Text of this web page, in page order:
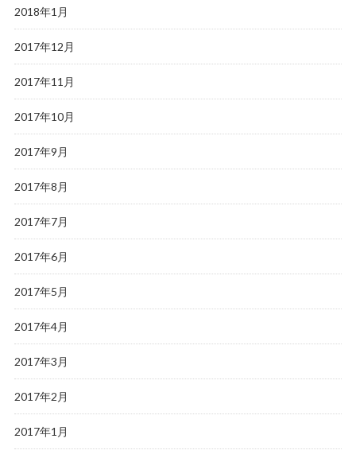
2018年1月
2017年12月
2017年11月
2017年10月
2017年9月
2017年8月
2017年7月
2017年6月
2017年5月
2017年4月
2017年3月
2017年2月
2017年1月